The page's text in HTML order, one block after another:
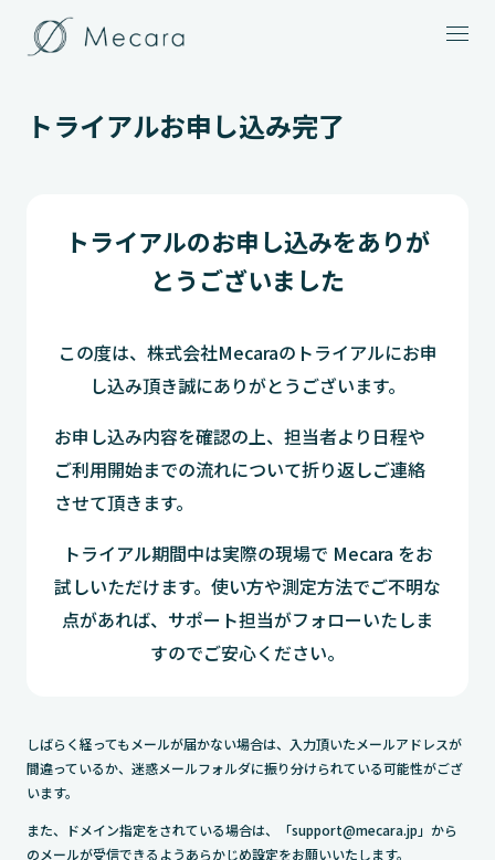
トライアルお申し込み完了
トライアルのお申し込みをありが
とうございました
この度は、株式会社Mecaraのトライアルにお申
し込み頂き誠にありがとうございます。
お申し込み内容を確認の上、担当者より日程や
ご利用開始までの流れについて折り返しご連絡
させて頂きます。
トライアル期間中は実際の現場で Mecara をお
試しいただけます。使い方や測定方法でご不明な
点があれば、サポート担当がフォローいたしま
すのでご安心ください。
しばらく経ってもメールが届かない場合は、入力頂いたメールアドレスが
間違っているか、迷惑メールフォルダに振り分けられている可能性がござ
います。
また、ドメイン指定をされている場合は、「support@mecara.jp」から
のメールが受信できるようあらかじめ設定をお願いいたします。